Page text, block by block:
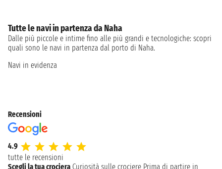
Tutte le navi in partenza da Naha
Dalle più piccole e intime fino alle più grandi e tecnologiche: scopri
quali sono le navi in partenza dal porto di Naha.
Navi in evidenza
Recensioni
4.9
tutte le recensioni
Scegli la tua crociera Curiosità sulle crociere Prima di partire in